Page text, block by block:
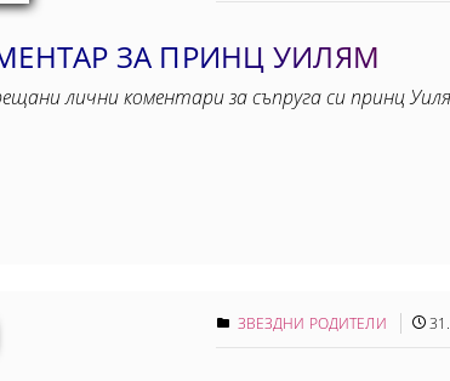
ЗА ПРИНЦ УИЛЯМ
лични коментари за съпруга си принц
ЗВЕЗДНИ РОДИТЕЛИ